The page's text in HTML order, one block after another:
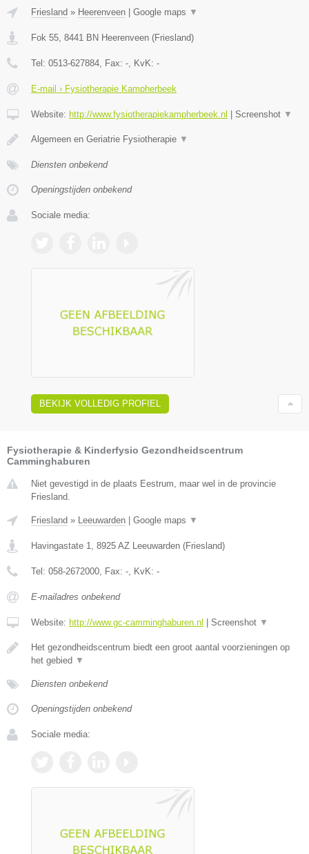
Friesland » Heerenveen Google maps ▼
Fok 55 8441 BN Heerenveen (Friesland)
Tel: 0513-627884 , Fax: - , KvK: -
E-mail › Fysiotherapie Kampherbeek
Website: http://www.fysiotherapiekampherbeek.nl Screenshot ▼
Algemeen en Geriatrie Fysiotherapie ▼
Diensten onbekend
Openingstijden onbekend
Sociale media:
BEKIJK VOLLEDIG PROFIEL
Fysiotherapie & Kinderfysio Gezondheidscentrum
Camminghaburen
Niet gevestigd in de plaats Eestrum, maar wel in de provincie
Friesland.
Friesland » Leeuwarden | Google maps ▼
Havingastate 1 8925 AZ Leeuwarden (Friesland)
Tel: 058-2672000 , Fax: - , KvK: -
E-mailadres onbekend
Website: http://www.gc-camminghaburen.nl | Screenshot ▼
Het gezondheidscentrum biedt een groot aantal voorzieningen op
het gebied ▼
Diensten onbekend
Openingstijden onbekend
Sociale media: